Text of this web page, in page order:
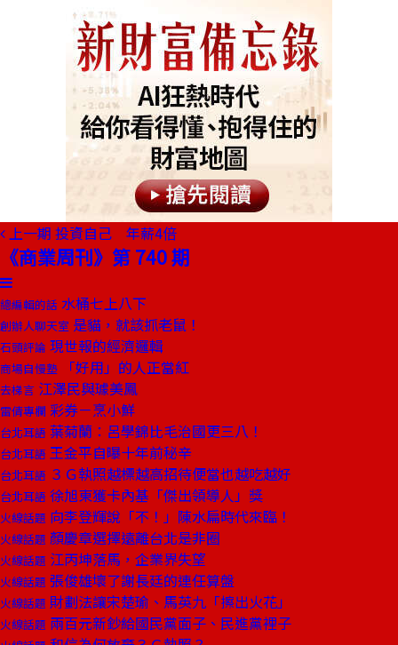
上一期 投資自己 年薪4倍
《商業周刊》第 740 期
總編輯的話 水桶七上八下
創辦人聊天室 是貓，就該抓老鼠！
石頭評論 現世報的經濟邏輯
商場自慢塾 「好用」的人正當紅
去梯言 江澤民與璩美鳳
雷倩專欄 彩券－烹小鮮
台北耳語 葉菊蘭：呂學錦比毛治國更三八！
台北耳語 王金平自曝十年前秘辛
台北耳語 ３Ｇ執照越標越高招待便當也越吃越好
台北耳語 徐旭東獲卡內基「傑出領導人」獎
火線話題 向李登輝說「不！」陳水扁時代來臨！
火線話題 顏慶章選擇遠離台北是非圈
火線話題 江丙坤落馬，企業界失望
火線話題 張俊雄壞了謝長廷的連任算盤
火線話題 財劃法讓宋楚瑜、馬英九「擦出火花」
火線話題 兩百元新鈔給國民黨面子、民進黨裡子